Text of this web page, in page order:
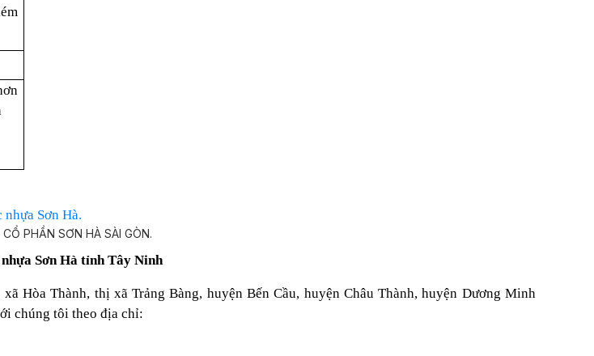
nhựa Sơn Hà.
Sơn Hà tỉnh Tây Ninh
Hòa Thành, thị xã Trảng Bàng, huyện Bến Cầu, huyện Châu Thành, huyện Dương Minh
chúng tôi theo địa chỉ: